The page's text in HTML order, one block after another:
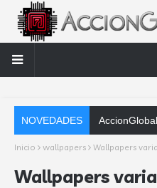
NOVEDADES
Inicio wallpapers Wallpapers
Wallpapers